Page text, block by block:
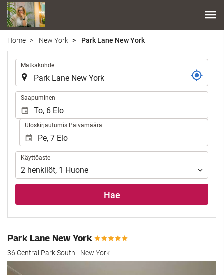
Home New York Park Lane New York
Matkakohde
Saapuminen
Uloskirjautumis Päivämäärä
Käyttöaste
Käyttöaste
2 henkilöt, 1 Huone
Hae
Park Lane New York
36 Central Park South - New York